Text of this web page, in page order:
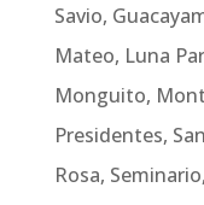
Savio,
Mateo, Luna
Monguito,
Presidentes,
Rosa,